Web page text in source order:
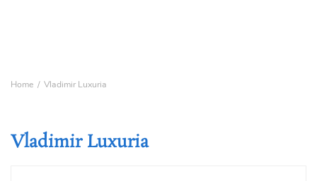
Home Vladimir Luxuria
Vladimir Luxuria